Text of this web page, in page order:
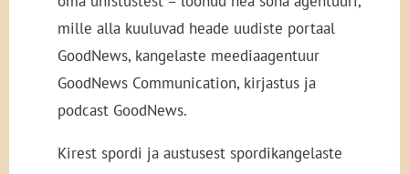
mille alla kuuluvad heade uudiste portaal
GoodNews, kangelaste meediaagentuur
GoodNews Communication, kirjastus ja
podcast GoodNews.
Kirest spordi ja austusest spordikangelaste